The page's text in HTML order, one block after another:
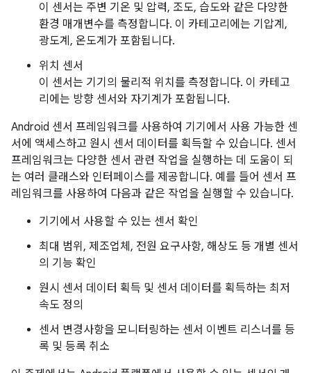
이 센서는 주변 기온 및 압력, 조도, 습도와 같은 다양한
환경 매개변수를 측정합니다. 이 카테고리에는 기압계,
광도계, 온도계가 포함됩니다.
위치 센서
이 센서는 기기의 물리적 위치를 측정합니다. 이 카테고
리에는 방향 센서와 자기계가 포함됩니다.
Android 센서 프레임워크를 사용하여 기기에서 사용 가능한 센
서에 액세스하고 원시 센서 데이터를 획득할 수 있습니다. 센서
프레임워크는 다양한 센서 관련 작업을 실행하는 데 도움이 되
는 여러 클래스와 인터페이스를 제공합니다. 예를 들어 센서 프
레임워크를 사용하여 다음과 같은 작업을 실행할 수 있습니다.
기기에서 사용할 수 있는 센서 확인
최대 범위, 제조업체, 전원 요구사항, 해상도 등 개별 센서
의 기능 확인
원시 센서 데이터 획득 및 센서 데이터를 획득하는 최저
속도 정의
센서 변경사항을 모니터링하는 센서 이벤트 리스너를 등
록 및 등록 취소